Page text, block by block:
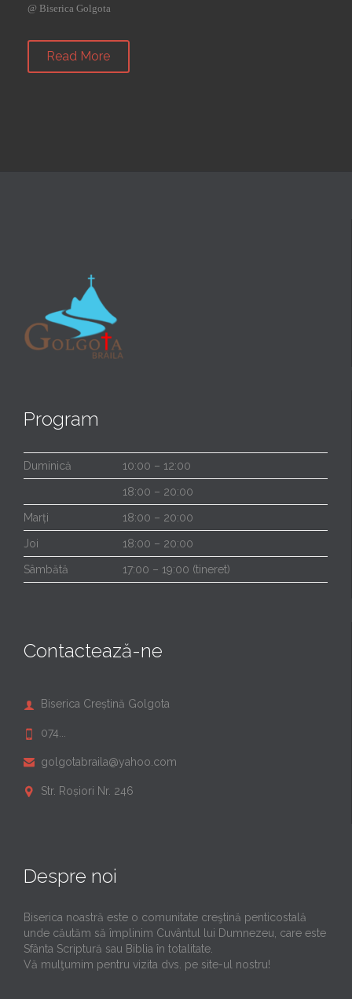
@ Biserica Golgota
Read More
Program
Duminică 10:00 – 12:00
18:00 – 20:00
Marți 18:00 – 20:00
Joi 18:00 – 20:00
Sâmbătă 17:00 – 19:00 (tineret)
Contactează-ne
 Biserica Creștină Golgota
 074...
 golgotabraila@yahoo.com
 Str. Roșiori Nr. 246
Despre noi
Biserica noastră este o comunitate creştină penticostală
unde căutăm să împlinim Cuvântul lui Dumnezeu, care este
Sfânta Scriptură sau Biblia în totalitate.
Vă mulţumim pentru vizita dvs. pe site-ul nostru!